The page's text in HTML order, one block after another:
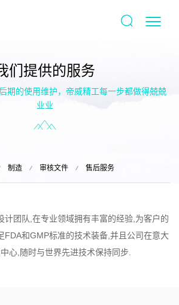
们提供的服务
期的使用维护，帝威精工每一步都做得兢兢
业业
制造 审核文件 售后服务
计团队,在专业领域拥有丰富的经验,为客户的
FDA和GMP标准的技术装备,并且公司在意大
心,随时与世界先进技术保持同步.